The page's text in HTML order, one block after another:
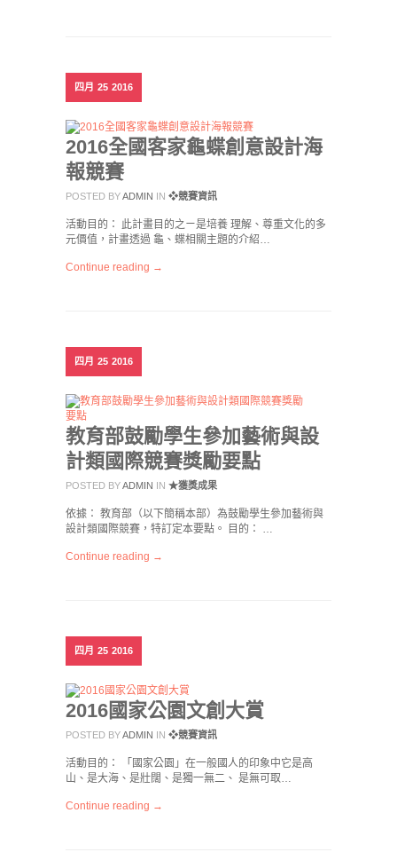
四月 25 2016
2016全國客家龜蝶創意設計海
報競賽
POSTED BYADMIN IN ❖競賽資訊
活動目的： 此計畫目的之ㄧ是培養 理解、尊重文化的多
元價值，計畫透過 龜、蝶相關主題的介紹…
Continue reading →
四月 25 2016
教育部鼓勵學生參加藝術與設
計類國際競賽獎勵要點
POSTED BYADMIN IN ★獲獎成果
依據： 教育部（以下簡稱本部）為鼓勵學生參加藝術與
設計類國際競賽，特訂定本要點。 目的： …
Continue reading →
四月 25 2016
2016國家公園文創大賞
POSTED BYADMIN IN ❖競賽資訊
活動目的： 「國家公園」在一般國人的印象中它是高
山、是大海、是壯闊、是獨一無二、 是無可取…
Continue reading →